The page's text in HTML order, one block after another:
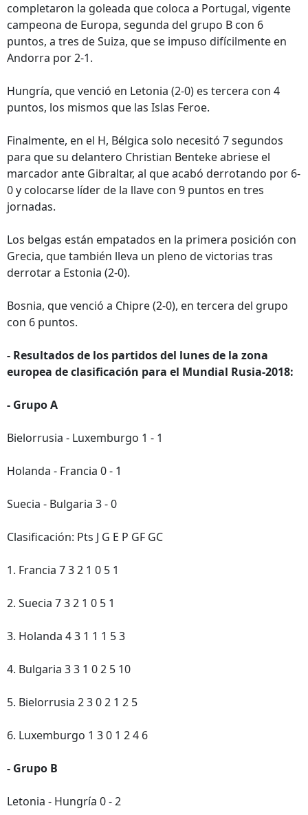
completaron la goleada que coloca a Portugal, vigente
campeona de Europa, segunda del grupo B con 6
puntos, a tres de Suiza, que se impuso difícilmente en
Andorra por 2-1.
Hungría, que venció en Letonia (2-0) es tercera con 4
puntos, los mismos que las Islas Feroe.
Finalmente, en el H, Bélgica solo necesitó 7 segundos
para que su delantero Christian Benteke abriese el
marcador ante Gibraltar, al que acabó derrotando por 6-
0 y colocarse líder de la llave con 9 puntos en tres
jornadas.
Los belgas están empatados en la primera posición con
Grecia, que también lleva un pleno de victorias tras
derrotar a Estonia (2-0).
Bosnia, que venció a Chipre (2-0), en tercera del grupo
con 6 puntos.
- Resultados de los partidos del lunes de la zona
europea de clasificación para el Mundial Rusia-2018:
- Grupo A
Bielorrusia - Luxemburgo 1 - 1
Holanda - Francia 0 - 1
Suecia - Bulgaria 3 - 0
Clasificación: Pts J G E P GF GC
1. Francia 7 3 2 1 0 5 1
2. Suecia 7 3 2 1 0 5 1
3. Holanda 4 3 1 1 1 5 3
4. Bulgaria 3 3 1 0 2 5 10
5. Bielorrusia 2 3 0 2 1 2 5
6. Luxemburgo 1 3 0 1 2 4 6
- Grupo B
Letonia - Hungría 0 - 2